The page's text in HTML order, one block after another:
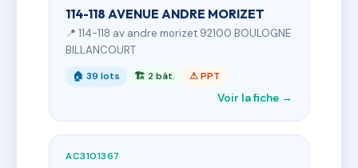
114-118 AVENUE ANDRE MORIZET
📍 114-118 av andre morizet 92100 BOULOGNE
BILLANCOURT
🏠 39 lots 🏗 2 bât. ⚠ PPT
Voir la fiche →
AC3101367